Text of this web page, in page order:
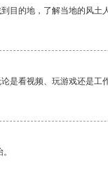
目的地，了解当地的风土人
是看视频、玩游戏还是